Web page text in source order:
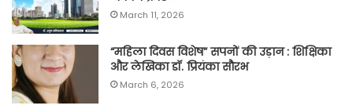
March 11, 2026
“महिला दिवस विशेष” सपनों की उड़ान : शिक्षिका
और लेखिका डॉ. प्रियंका सौरभ
March 6, 2026